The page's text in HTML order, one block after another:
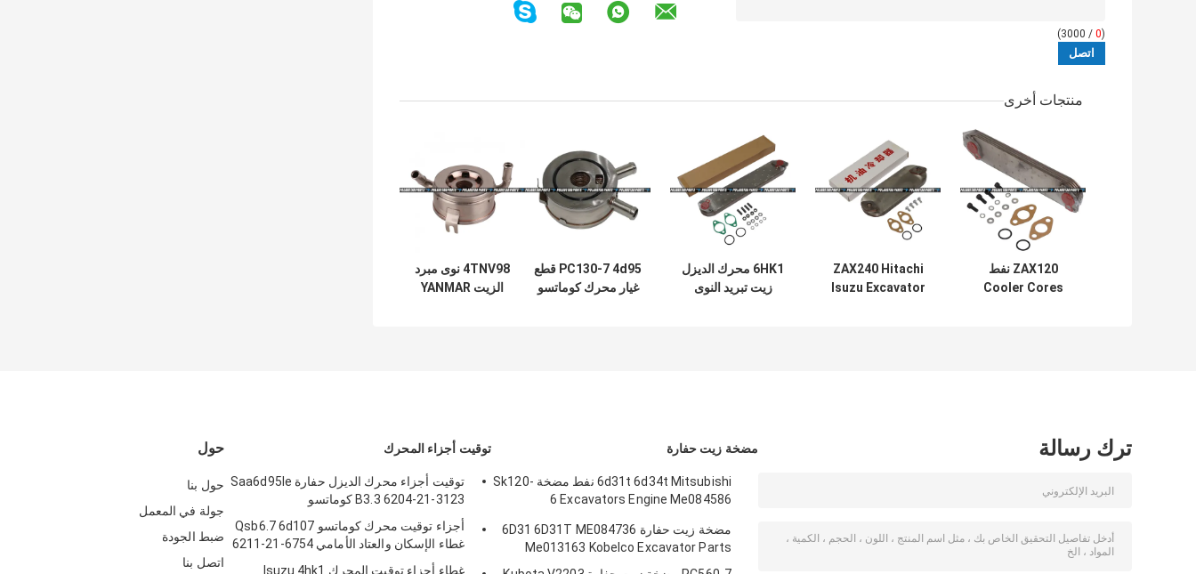
(
0
/ 3000)
منتجات أخرى
ZAX120 نفط
Cooler Cores
ZAX240 Hitachi
Isuzu Excavator
6HK1 محرك الديزل
زيت تبريد النوى
PC130-7 4d95 قطع
غيار محرك كوماتسو
4TNV98 نوى مبرد
الزيت YANMAR
حول
حول بنا
جولة في المعمل
ضبط الجودة
اتصل بنا
توقيت أجزاء المحرك
توقيت أجزاء محرك الديزل حفارة Saa6d95le
B3.3 6204-21-3123 كوماتسو
أجزاء توقيت محرك كوماتسو Qsb6.7 6d107
غطاء الإسكان والعتاد الأمامي 6754-21-6211
غطاء أجزاء توقيت المحرك Isuzu 4hk1
مضخة زيت حفارة
6d31t 6d34t Mitsubishi نفط مضخة Sk120-
6 Excavators Engine Me084586
مضخة زيت حفارة 6D31 6D31T ME084736
Me013163 Kobelco Excavator Parts
ترك رسالة